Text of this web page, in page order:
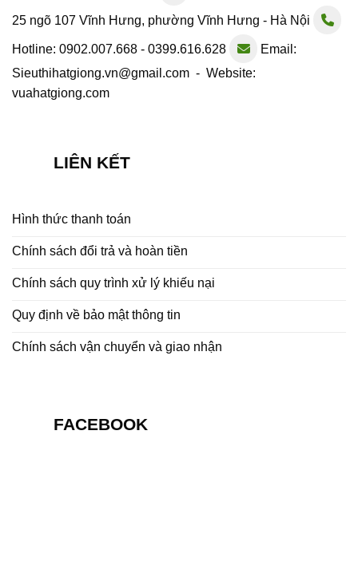
25 ngõ 107 Vĩnh Hưng, phường Vĩnh Hưng - Hà Nội
Hotline: 0902.007.668 - 0399.616.628
Email:
Sieuthihatgiong.vn@gmail.com - Website:
vuahatgiong.com
LIÊN KẾT
Hình thức thanh toán
Chính sách đổi trả và hoàn tiền
Chính sách quy trình xử lý khiếu nại
Quy định về bảo mật thông tin
Chính sách vận chuyển và giao nhận
FACEBOOK